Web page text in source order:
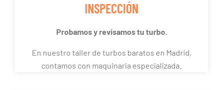
INSPECCIÓN
Probamos y revisamos tu turbo.
En nuestro taller de turbos baratos en Madrid,
contamos con maquinaria especializada.